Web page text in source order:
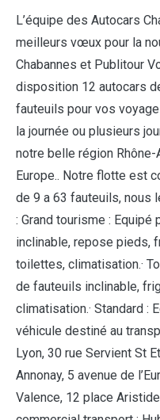
L’équipe des Autocars
meilleurs vœux pour la
Chabannes et Publitour
disposition 12 autocars
fauteuils pour vos
la journée ou plusieurs
notre belle région
Europe.. Notre flotte est
de 9 a 63 fauteuils, nous
: Grand tourisme :
inclinable, repose pieds,
toilettes, climatisation.·
de fauteuils inclinable,
climatisation.· Standard :
véhicule destiné au
Lyon, 30 rue Servient St
Annonay, 5 avenue de
Valence, 12 place